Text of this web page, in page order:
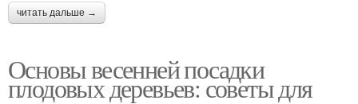
читать дальше →
Основы весенней посадки
плодовых деревьев: советы для